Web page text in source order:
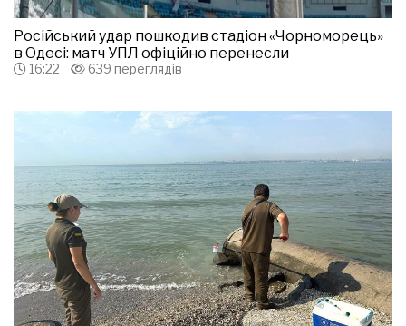
Російський удар пошкодив стадіон «Чорноморець»
в Одесі: матч УПЛ офіційно перенесли
16:22 639 переглядів